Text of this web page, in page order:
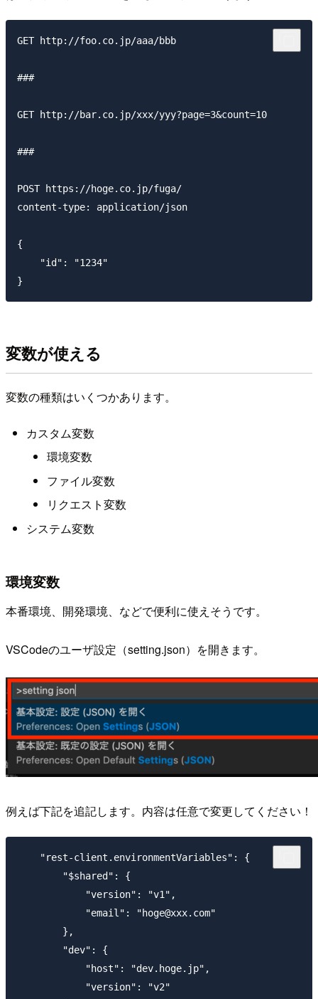
GET http://foo.co.jp/aaa/bbb
###
GET http://bar.co.jp/xxx/yyy?page=3&count=10
###
POST https://hoge.co.jp/fuga/
content-type: application/json
{
    "id": "1234"
変数が使える
変数の種類はいくつかあります。
カスタム変数
環境変数
ファイル変数
リクエスト変数
システム変数
環境変数
本番環境、開発環境、などで便利に使えそうです。
VSCodeのユーザ設定（setting.json）を開きます。
例えば下記を追記します。内容は任意で変更してください！
    "rest-client.environmentVariables": {
        "$shared": {
            "version": "v1",
            "email": "hoge@xxx.com"
        },
        "dev": {
            "host": "dev.hoge.jp",
            "version": "v2"